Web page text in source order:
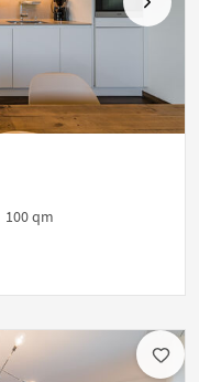
Nächste
100 qm